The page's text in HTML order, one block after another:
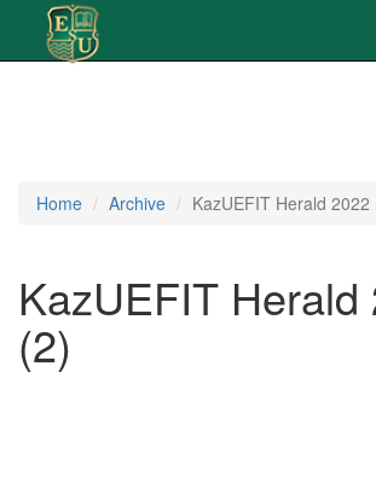
Home Archive KazUEFIT Herald 2022
KazUEFIT Herald
(2)